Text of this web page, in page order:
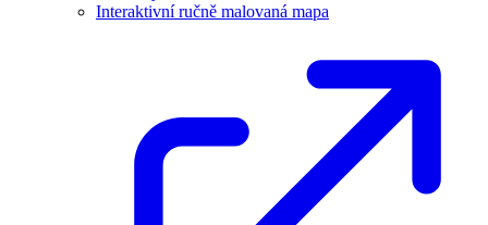
Interaktivní ručně malovaná mapa